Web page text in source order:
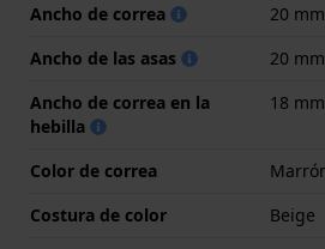
Ancho de correa
20 mm
Ancho de las asas
20 mm
Ancho de correa en la
hebilla
18 mm
Color de correa
Costura de color
Beige